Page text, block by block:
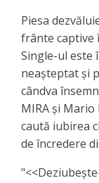
Piesa
frânte captive
Single-ul este
neașteptat și
cândva
MIRA și Mario
caută iubirea
de încredere